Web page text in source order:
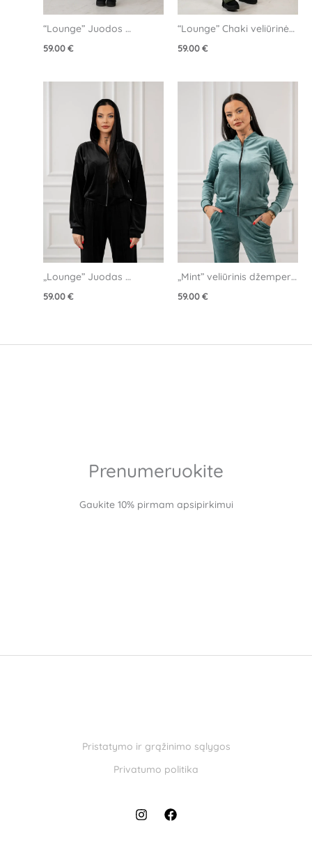
“Lounge” Juodos
59.00€
“Lounge” Chaki veliūrinės
59.00€
„Lounge” Juodas
59.00€
„Mint” veliūrinis džemperis
59.00€
Prenumeruokite
Gaukite 10% pirmam apsipirkimui
Pristatymo ir grąžinimo sąlygos
Privatumo politika